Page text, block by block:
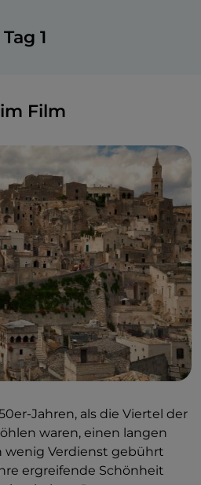
Tag 1
Film
Jahren, als die Viertel der
waren, einen langen
wenig Verdienst gebührt
ergreifende Schönheit